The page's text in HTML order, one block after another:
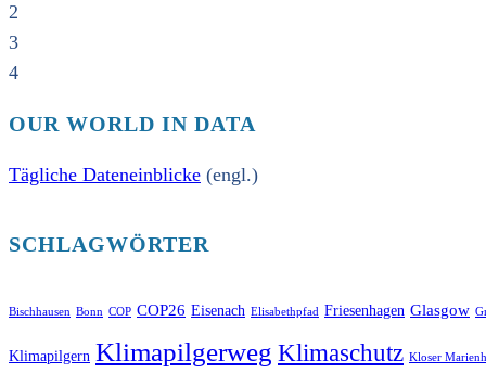
2
3
4
OUR WORLD IN DATA
Tägliche Dateneinblicke (engl.)
SCHLAGWÖRTER
Bischhausen Bonn COP COP26 Eisenach Elisabethpfad Friesenhagen Glasgow
Klimapilgern Klimapilgerweg Klimaschutz Kloser